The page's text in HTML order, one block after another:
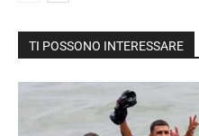
TI POSSONO INTERESSARE